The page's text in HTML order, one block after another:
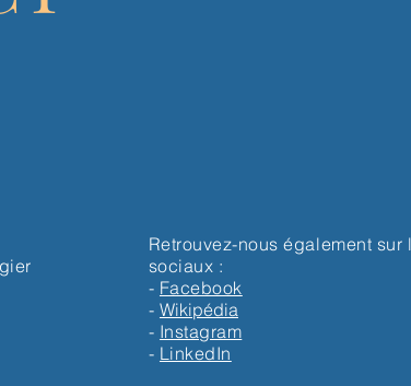
Retrouvez-nouségalement sur
sociaux :
- Facebook
- Wikipédia
- Instagram
- LinkedIn